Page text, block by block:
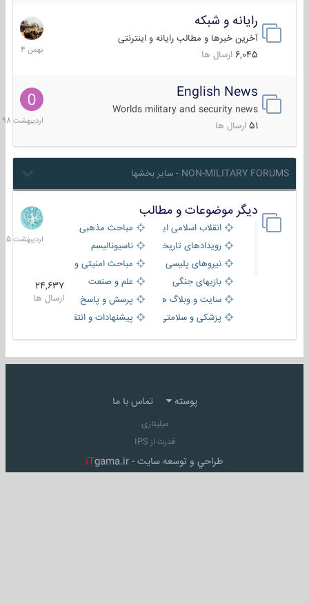
رایانه و شبکه
آخرین خبرها و مطالب رایانه و اینترنتی
6,045 ارسال ها
30
بهمن
1404
English News
Worlds military and security news
51 ارسال ها
10
1398
NON-MILITARY FORUMS - سایر بخشها
دیگر موضوعات و مطالب
انقلاب اسلامی ایران
مباحث مذهبی
رویدادهای تاریخی و مذهبیناسیونالیسم
نیروهای پلیسی
مباحث امنیتی و اطلاعاتی
بازیهای جنگی
علم و صنعت
سایت و وبلاگ ها
پرسش و پاسخ
پزشکی و سلامتی
پیشنهادات و انتقادات
24,637
ارسال ها
8
1405
پوسته تماس با ما
میلیتاری
قدرت از IPS
طراحي و توسعه سايت - iTgama.ir